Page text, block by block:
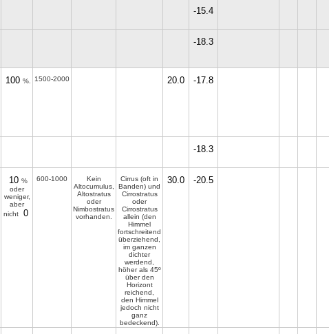
-15.4
-18.3
100 %. 1500-2000 20.0 -17.8
-18.3
10 %
oder
weniger,
aber
nicht
0
600-1000
Kein
Altocumulus,
Altostratus
oder
Nimbostratus
vorhanden.
Cirrus (oft in
Banden) und
Cirrostratus
oder
Cirrostratus
allein (den
Himmel
fortschreitend
überziehend,
im ganzen
dichter
werdend,
höher als 45º
über den
Horizont
reichend,
den Himmel
jedoch nicht
ganz
bedeckend).
30.0 -20.5